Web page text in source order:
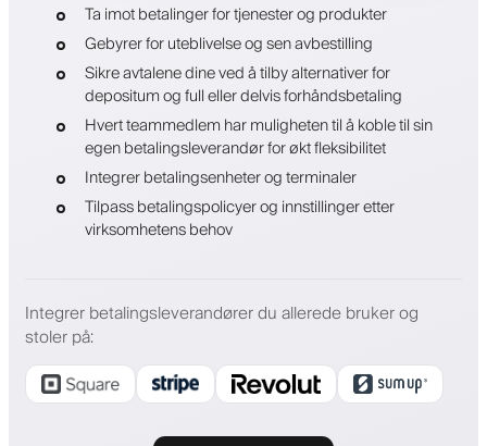
Ta imot betalinger for tjenester og produkter
Gebyrer for uteblivelse og sen avbestilling
Sikre avtalene dine ved å tilby alternativer for
depositum og full eller delvis forhåndsbetaling
Hvert teammedlem har muligheten til å koble til sin
egen betalingsleverandør for økt fleksibilitet
Integrer betalingsenheter og terminaler
Tilpass betalingspolicyer og innstillinger etter
virksomhetens behov
Integrer betalingsleverandører du allerede bruker og
stoler på: